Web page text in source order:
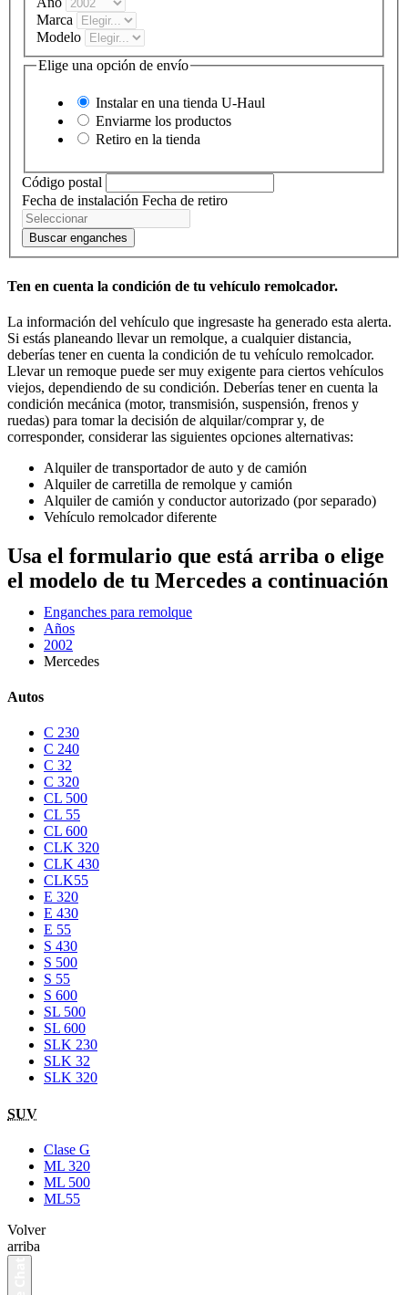
Marca
Modelo
Elige una opción de envío
Instalar en una tienda U-Haul
Enviarme los productos
Retiro en la tienda
Código postal
Fecha de instalación Fecha de retiro
Buscar enganches
Ten en cuenta la condición de tu vehículo remolcador.
La información del vehículo que ingresaste ha generado esta alerta.
Si estás planeando llevar un remolque, a cualquier distancia,
deberías tener en cuenta la condición de tu vehículo remolcador.
Llevar un remoque puede ser muy exigente para ciertos vehículos
viejos, dependiendo de su condición. Deberías tener en cuenta la
condición mecánica (motor, transmisión, suspensión, frenos y
ruedas) para tomar la decisión de alquilar/comprar y, de
corresponder, considerar las siguientes opciones alternativas:
Alquiler de transportador de auto y de camión
Alquiler de carretilla de remolque y camión
Alquiler de camión y conductor autorizado (por separado)
Vehículo remolcador diferente
Usa el formulario que está arriba o elige
el modelo de tu Mercedes a continuación
Enganches para remolque
Años
2002
Mercedes
Autos
C 230
C 240
C 32
C 320
CL 500
CL 55
CL 600
CLK 320
CLK 430
CLK55
E 320
E 430
E 55
S 430
S 500
S 55
S 600
SL 500
SL 600
SLK 230
SLK 32
SLK 320
SUV
Clase G
ML 320
ML 500
ML55
Volver
arriba